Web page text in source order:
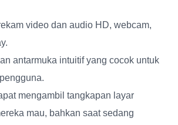
video dan audio HD, webcam,
antarmuka intuitif yang cocok untuk
mengambil tangkapan layar
mau, bahkan saat sedang